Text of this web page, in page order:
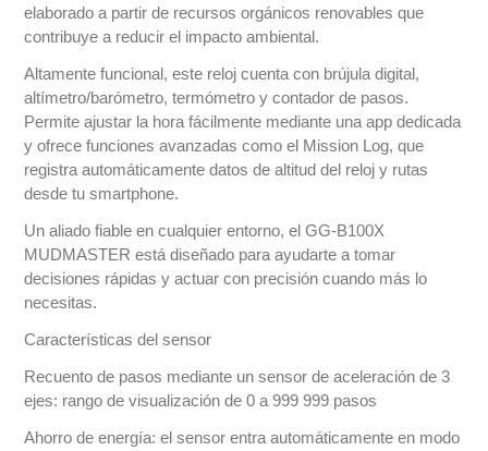
elaborado a partir de recursos orgánicos renovables que
contribuye a reducir el impacto ambiental.
Altamente funcional, este reloj cuenta con brújula digital,
altímetro/barómetro, termómetro y contador de pasos.
Permite ajustar la hora fácilmente mediante una app dedicada
y ofrece funciones avanzadas como el Mission Log, que
registra automáticamente datos de altitud del reloj y rutas
desde tu smartphone.
Un aliado fiable en cualquier entorno, el GG-B100X
MUDMASTER está diseñado para ayudarte a tomar
decisiones rápidas y actuar con precisión cuando más lo
necesitas.
Características del sensor
Recuento de pasos mediante un sensor de aceleración de 3
ejes: rango de visualización de 0 a 999 999 pasos
Ahorro de energía: el sensor entra automáticamente en modo